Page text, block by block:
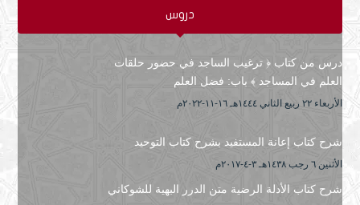
دروس
درس من كتاب ﴿ ترغيب الساجد في حضور حلقات
العلم في المساجد ﴾ باب: فضل العلم
الأربعاء ۲۲ ربيع الثاني ۱٤٤٤هـ ۱٦-۱۱-۲۰۲۲م
شرح كتاب إعانة المستفيد بشرح كتاب التوحيد
الأثنين ٦ رجب ۱٤۳۸هـ ۳-٤-۲۰۱۷م
شرح كتاب الأدلة الرضية متن الدرر البهية للشوكاني